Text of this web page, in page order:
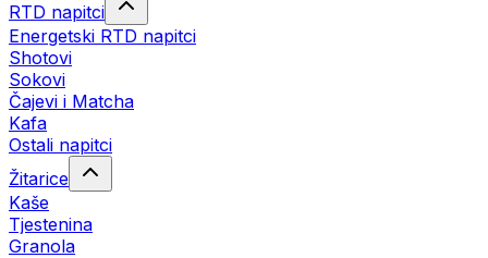
RTD napitci
Energetski RTD napitci
Shotovi
Sokovi
Čajevi i Matcha
Kafa
Ostali napitci
Žitarice
Kaše
Tjestenina
Granola